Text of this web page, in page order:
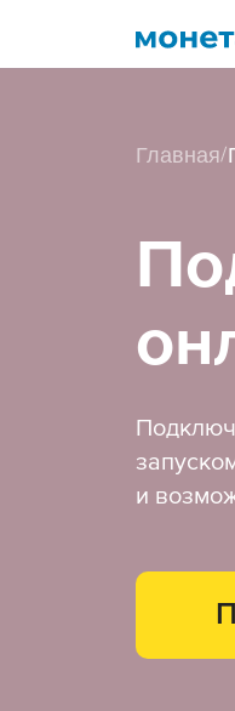
Главная
и